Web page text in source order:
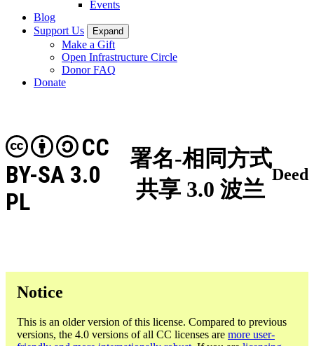
Events
Blog
Support Us
Expand
Make a Gift
Open Infrastructure Circle
Donor FAQ
Donate
署名-相同方式
共享 3.0 波兰
CC
BY-SA 3.0
PL
Deed
Notice
This is an older version of this license. Compared to previous
versions, the 4.0 versions of all CC licenses are more user-